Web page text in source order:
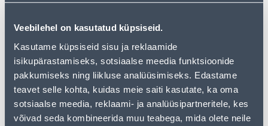
Veebilehel on kasutatud küpsiseid.
Kasutame küpsiseid sisu ja reklaamide
isikupärastamiseks, sotsiaalse meedia funktsioonide
pakkumiseks ning liikluse analüüsimiseks. Edastame
teavet selle kohta, kuidas meie saiti kasutate, ka oma
sotsiaalse meedia, reklaami- ja analüüsipartneritele, kes
võivad seda kombineerida muu teabega, mida olete neile
Калькулятор рассрочки
Депозит
Ежемесячный платеж 17.53 €